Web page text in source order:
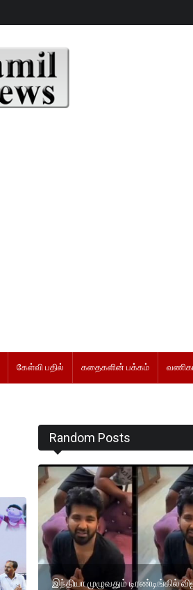
கேள்வி பதில் கதைகளின் பக்கம்
Random Posts
இந்தியா முழுவதும் டிரண்டிங்கில்